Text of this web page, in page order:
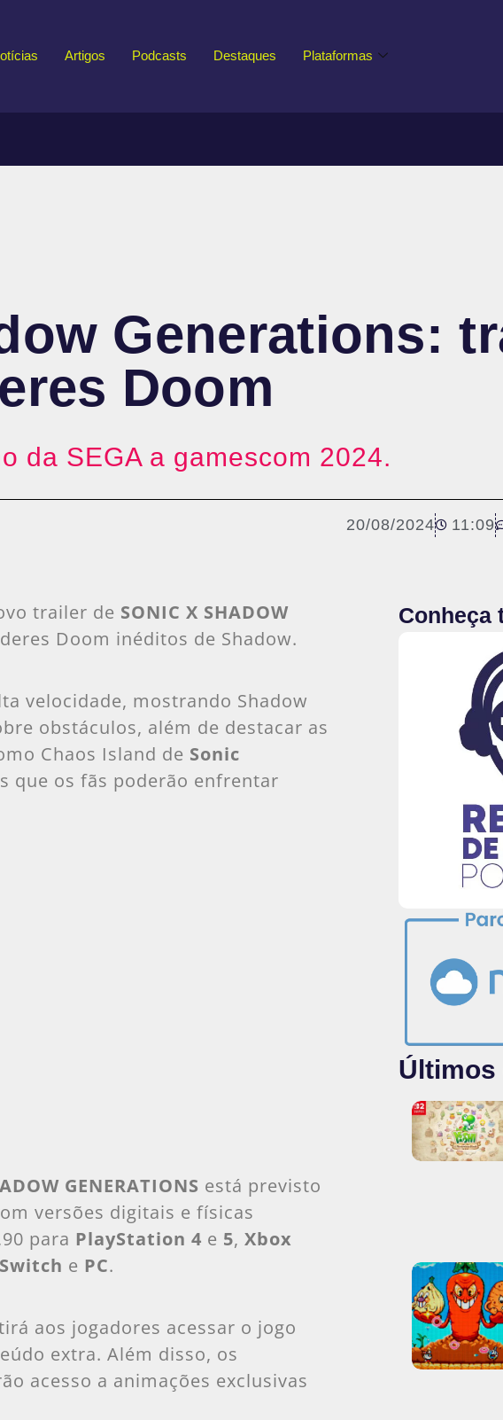
Artigos Podcasts Destaques Plataformas
Generations:
Doom
da SEGA a gamescom 2024.
20/08/2024 11:09
trailer de SONIC X SHADOW
Doom inéditos de Shadow.
velocidade, mostrando Shadow
obstáculos, além de destacar as
Chaos Island de Sonic
que os fãs poderão enfrentar
GENERATIONS está previsto
versões digitais e físicas
para PlayStation 4 e 5, Xbox
e PC.
aos jogadores acessar o jogo
extra. Além disso, os
acesso a animações exclusivas
Conheça
Últimos